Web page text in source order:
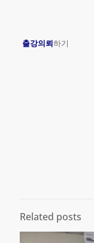
출강의뢰 하기
Related posts